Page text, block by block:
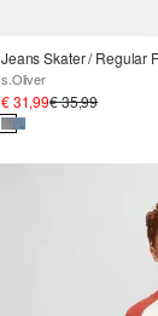
Jeans Skater / Regular
s.Oliver
€ 31,99€ 35,99